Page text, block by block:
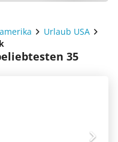
Urlaub USA
35